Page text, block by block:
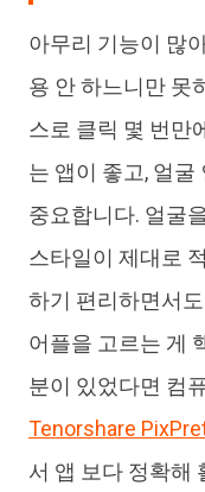
아무리 기능이 많
용 안 하느니만 못
스로 클릭 몇 번만
는 앱이 좋고, 얼굴
중요합니다. 얼굴
스타일이 제대로
하기 편리하면서
어플을 고르는 게
분이 있었다면 컴
Tenorshare
서 앱 보다 정확해